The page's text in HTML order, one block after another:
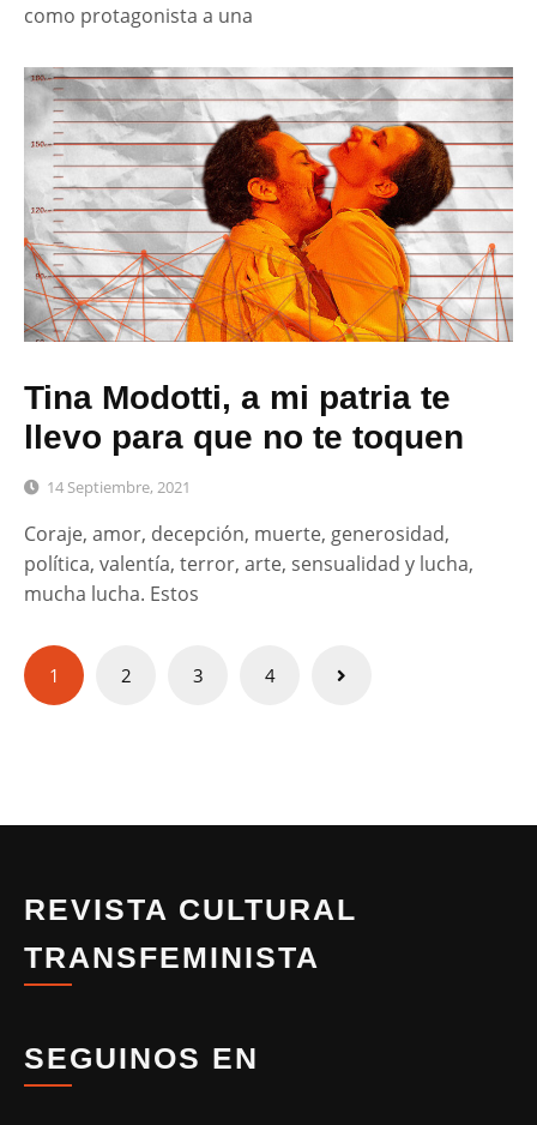
como protagonista a una
Tina Modotti, a mi patria te
llevo para que no te toquen
14 Septiembre, 2021
Coraje, amor, decepción, muerte, generosidad,
política, valentía, terror, arte, sensualidad y lucha,
mucha lucha. Estos
Paginación
de
1 2 3 4
REVISTA CULTURAL
TRANSFEMINISTA
SEGUINOS EN